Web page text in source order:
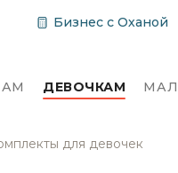
Бизнес с Оханой
ДЕВОЧКАМ
для девочек